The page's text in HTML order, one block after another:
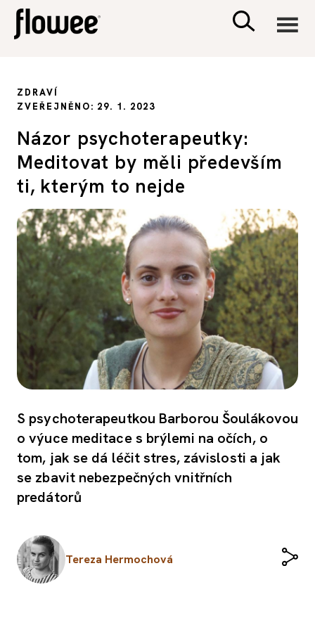
PSYCHOLOGIE
SEX A VZTAHY
PORADNA
ZDRAVÍ
ZVEŘEJNĚNO: 29. 1. 2023
Názor psychoterapeutky:
Meditovat by měli především
ti, kterým to nejde
S psychoterapeutkou Barborou Šoulákovou
o výuce meditace s brýlemi na očích, o
tom, jak se dá léčit stres, závislosti a jak
se zbavit nebezpečných vnitřních
predátorů
Tereza Hermochová